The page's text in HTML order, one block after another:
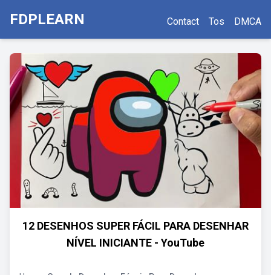
FDPLEARN Contact Tos DMCA
12 DESENHOS SUPER FÁCIL PARA DESENHAR
NÍVEL INICIANTE - YouTube